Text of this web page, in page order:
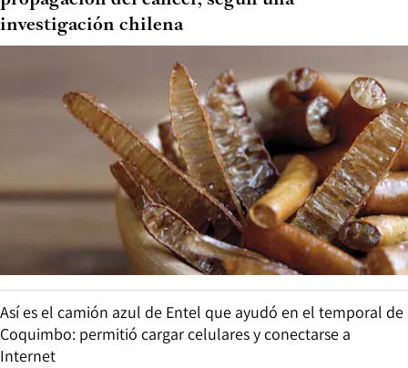
investigación chilena
Así es el camión azul de Entel que ayudó en el temporal de
Coquimbo: permitió cargar celulares y conectarse a
Internet